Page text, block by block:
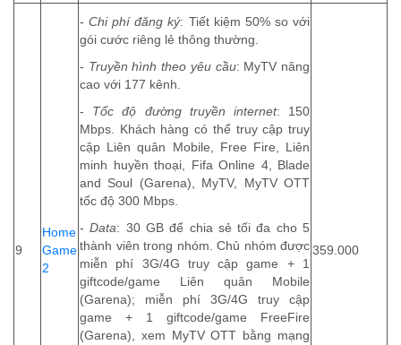
9
Home
Game
2
-Chi phí đăng ký: Tiết kiệm 50% so với
gói cước riêng lẻ thông thường.
- Truyền hình theo yêu cầu: MyTV nâng
cao với 177 kênh.
- Tốc độ đường truyền internet: 150
Mbps. Khách hàng có thể truy cập truy
cập Liên quân Mobile, Free Fire, Liên
minh huyền thoại, Fifa Online 4, Blade
and Soul (Garena), MyTV, MyTV OTT
tốc độ 300 Mbps.
-Data: 30 GB để chia sẻ tối đa cho 5
thành viên trong nhóm. Chủ nhóm được
miễn phí 3G/4G truy cập game + 1
giftcode/game Liên quân Mobile
(Garena); miễn phí 3G/4G truy cập
game + 1 giftcode/game FreeFire
(Garena), xem MyTV OTT bằng mạng
359.000